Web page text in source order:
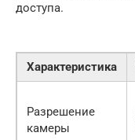
доступа.
Характеристика
Разрешение
камеры